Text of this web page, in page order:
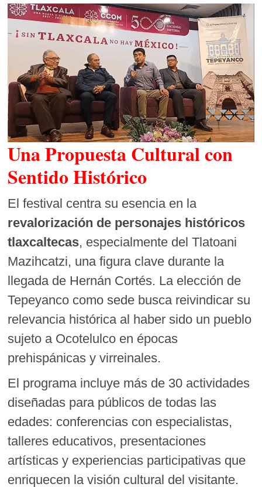
Una Propuesta Cultural con
Sentido Histórico
El festival centra su esencia en la
revalorización de personajes históricos
tlaxcaltecas, especialmente del Tlatoani
Mazihcatzi, una figura clave durante la
llegada de Hernán Cortés. La elección de
Tepeyanco como sede busca reivindicar su
relevancia histórica al haber sido un pueblo
sujeto a Ocotelulco en épocas
prehispánicas y virreinales.
El programa incluye más de 30 actividades
diseñadas para públicos de todas las
edades: conferencias con especialistas,
talleres educativos, presentaciones
artísticas y experiencias participativas que
enriquecen la visión cultural del visitante.